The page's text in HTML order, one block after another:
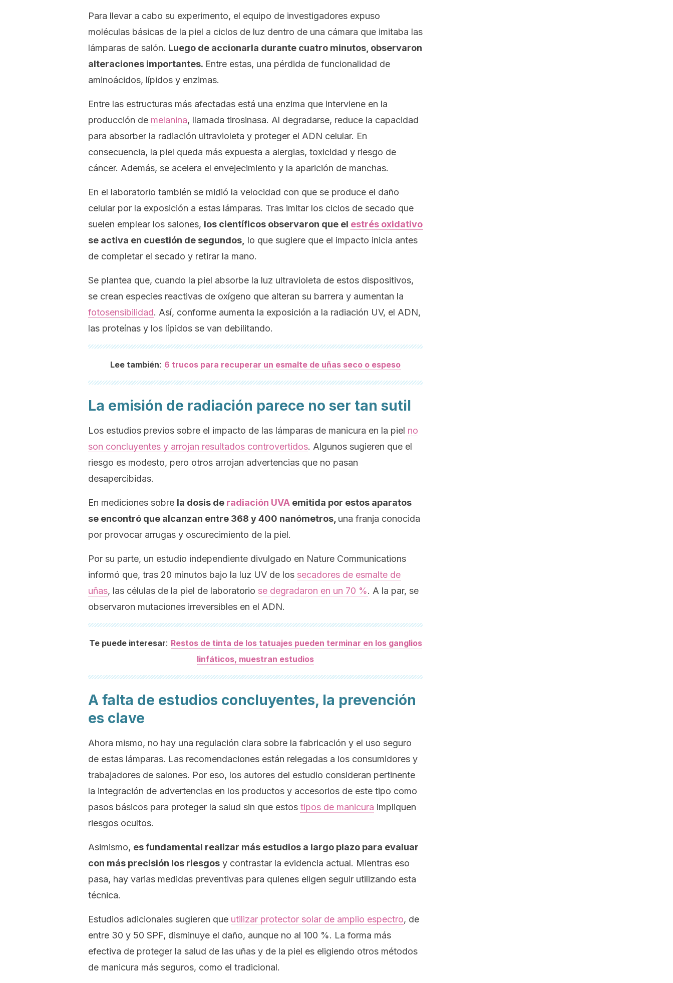
Para llevar a cabo su experimento, el equipo de investigadores expuso
moléculas básicas de la piel a ciclos de luz dentro de una cámara que imitaba las
lámparas de salón. Luego de accionarla durante cuatro minutos, observaron
alteraciones importantes. Entre estas, una pérdida de funcionalidad de
aminoácidos, lípidos y enzimas.
Entre las estructuras más afectadas está una enzima que interviene en la
producción de melanina, llamada tirosinasa. Al degradarse, reduce la capacidad
para absorber la radiación ultravioleta y proteger el ADN celular. En
consecuencia, la piel queda más expuesta a alergias, toxicidad y riesgo de
cáncer. Además, se acelera el envejecimiento y la aparición de manchas.
En el laboratorio también se midió la velocidad con que se produce el daño
celular por la exposición a estas lámparas. Tras imitar los ciclos de secado que
suelen emplear los salones, los científicos observaron que el estrés oxidativo
se activa en cuestión de segundos, lo que sugiere que el impacto inicia antes
de completar el secado y retirar la mano.
Se plantea que, cuando la piel absorbe la luz ultravioleta de estos dispositivos,
se crean especies reactivas de oxígeno que alteran su barrera y aumentan la
fotosensibilidad. Así, conforme aumenta la exposición a la radiación UV, el ADN,
las proteínas y los lípidos se van debilitando.
Lee también: 6 trucos para recuperar un esmalte de uñas seco o espeso
La emisión de radiación parece no ser tan sutil
Los estudios previos sobre el impacto de las lámparas de manicura en la piel no
son concluyentes y arrojan resultados controvertidos. Algunos sugieren que el
riesgo es modesto, pero otros arrojan advertencias que no pasan
desapercibidas.
En mediciones sobre la dosis de radiación UVA emitida por estos aparatos
se encontró que alcanzan entre 368 y 400 nanómetros, una franja conocida
por provocar arrugas y oscurecimiento de la piel.
Por su parte, un estudio independiente divulgado en Nature Communications
informó que, tras 20 minutos bajo la luz UV de los secadores de esmalte de
uñas, las células de la piel de laboratorio se degradaron en un 70 %. A la par, se
observaron mutaciones irreversibles en el ADN.
Te puede interesar: Restos de tinta de los tatuajes pueden terminar en los ganglios
linfáticos, muestran estudios
A falta de estudios concluyentes, la prevención
es clave
Ahora mismo, no hay una regulación clara sobre la fabricación y el uso seguro
de estas lámparas. Las recomendaciones están relegadas a los consumidores y
trabajadores de salones. Por eso, los autores del estudio consideran pertinente
la integración de advertencias en los productos y accesorios de este tipo como
pasos básicos para proteger la salud sin que estos tipos de manicura impliquen
riesgos ocultos.
Asimismo, es fundamental realizar más estudios a largo plazo para evaluar
con más precisión los riesgos y contrastar la evidencia actual. Mientras eso
pasa, hay varias medidas preventivas para quienes eligen seguir utilizando esta
técnica.
Estudios adicionales sugieren que utilizar protector solar de amplio espectro, de
entre 30 y 50 SPF, disminuye el daño, aunque no al 100 %. La forma más
efectiva de proteger la salud de las uñas y de la piel es eligiendo otros métodos
de manicura más seguros, como el tradicional.